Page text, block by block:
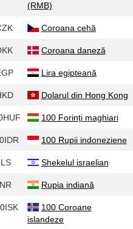
(RMB)
Coroana cehă
Coroana daneză
Lira egipteană
Dolarul din Hong Kong
100 Forinți maghiari
100 Rupii indoneziene
Shekelul israelian
Rupia indiană
100 Coroane
islandeze